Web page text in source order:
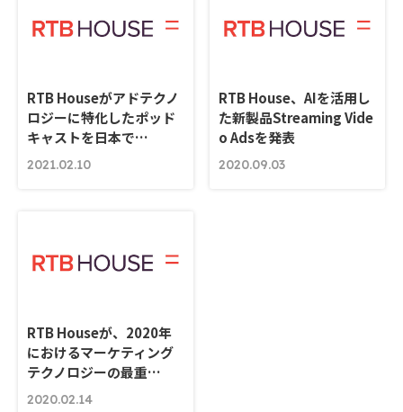
RTB Houseがアドテクノ
ロジーに特化したポッド
キャストを日本で…
2021.02.10
RTB House、AIを活用し
た新製品Streaming Vide
o Adsを発表
2020.09.03
RTB Houseが、2020年
におけるマーケティング
テクノロジーの最重…
2020.02.14